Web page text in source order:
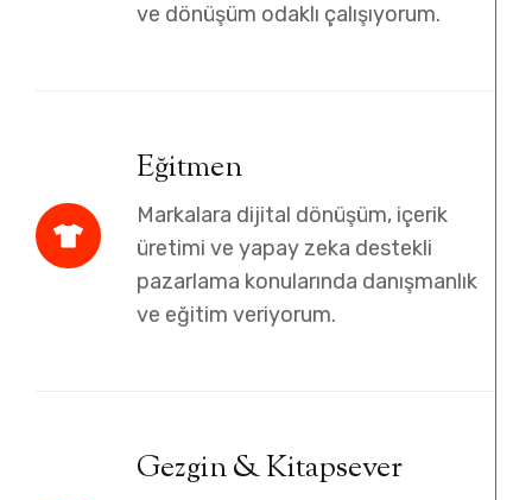
ve dönüşüm odaklı çalışıyorum.
Eğitmen
Markalara dijital dönüşüm, içerik
üretimi ve yapay zeka destekli
pazarlama konularında danışmanlık
ve eğitim veriyorum.
Gezgin & Kitapsever